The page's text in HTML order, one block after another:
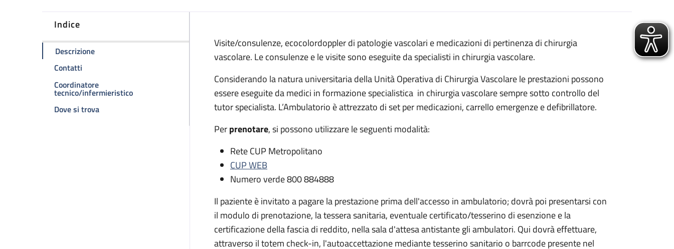
Indice
Descrizionedella pagina Ambulatorio presso il Policlinico S. Orsola
Contatti
Coordinatore
tecnico/infermieristicodella pagina Ambulatorio presso il Policlinico S. Orsola
Dove si trovadella pagina Ambulatorio presso il Policlinico S. Orsola
Descrizione
Visite/consulenze, ecocolordoppler di patologie vascolari e medicazioni di pertinenza di chirurgia
vascolare. Le consulenze e le visite sono eseguite da specialisti in chirurgia vascolare.
Considerando la natura universitaria della Unità Operativa di Chirurgia Vascolare le prestazioni possono
essere eseguite da medici in formazione specialistica in chirurgia vascolare sempre sotto controllo del
tutor specialista. L’Ambulatorio è attrezzato di set per medicazioni, carrello emergenze e defibrillatore.
Perprenotare, si possono utilizzare le seguenti modalità:
Rete CUP Metropolitano
CUP WEB
Numero verde 800 884888
Il paziente è invitato a pagare la prestazione prima dell'accesso in ambulatorio; dovrà poi presentarsi con
il modulo di prenotazione, la tessera sanitaria, eventuale certificato/tesserino di esenzione e la
certificazione della fascia di reddito, nella sala d'attesa antistante gli ambulatori. Qui dovrà effettuare,
attraverso il totem check-in, l'autoaccettazione mediante tesserino sanitario o barrcode presente nel